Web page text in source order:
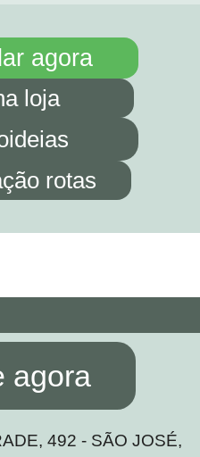
agora
loja
rotas
agora
492 - SÃO JOSÉ,